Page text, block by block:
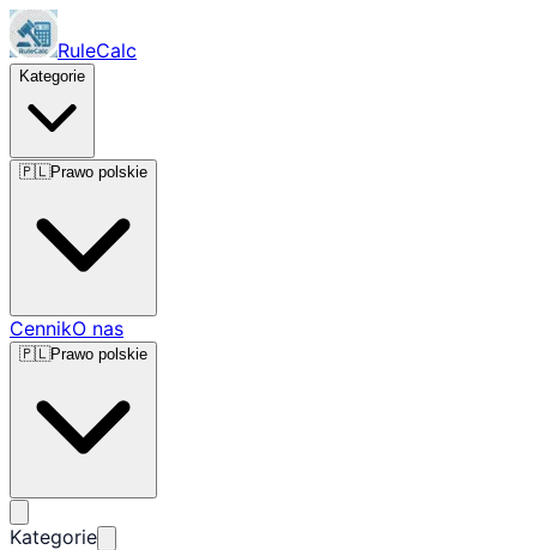
RuleCalc
Kategorie
🇵🇱Prawo polskie
CennikO nas
🇵🇱Prawo polskie
Kategorie